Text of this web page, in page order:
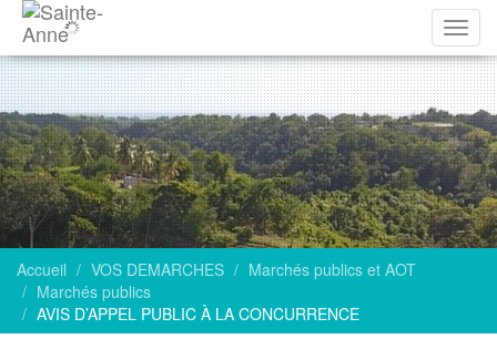
la
Accueil VOS DEMARCHES
Marchés publics et AOT
Marchés publics
AVIS D’APPEL PUBLIC À LA CONCURRENCE